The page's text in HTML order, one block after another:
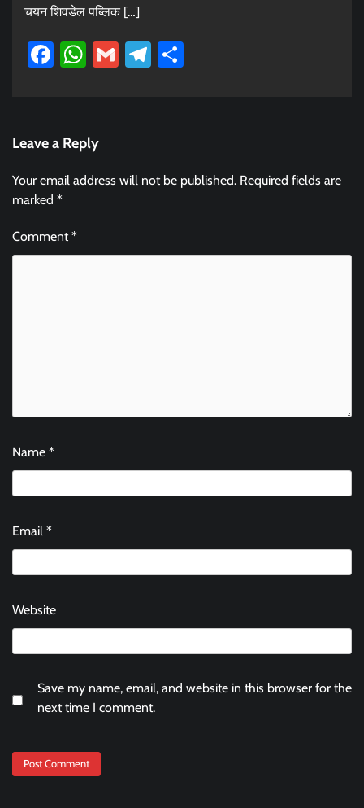
चयन शिवडेल पब्लिक […]
Facebook
WhatsApp
GmailTelegram
Leave a Reply
Your email address will not be published. Required fields are
marked *
Comment*
Name *
Email *
Website
Save my name, email, and website in this browser for the
next time I comment.